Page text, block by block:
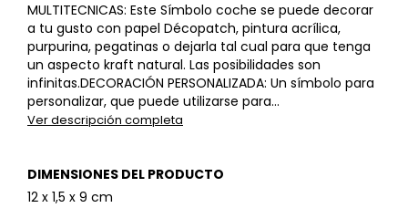
MULTITECNICAS: Este Símbolo coche se puede decorar
a tu gusto con papel Décopatch, pintura acrílica,
purpurina, pegatinas o dejarla tal cual para que tenga
un aspecto kraft natural. Las posibilidades son
infinitas.DECORACIÓN PERSONALIZADA: Un símbolo para
personalizar, que puede utilizarse para...
Ver descripción completa
DIMENSIONES DEL PRODUCTO
12 x 1,5 x 9 cm